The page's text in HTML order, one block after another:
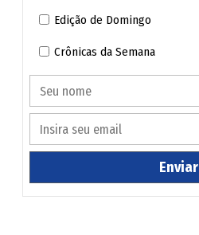
Edição de Domingo
Crônicas da Semana
Enviar